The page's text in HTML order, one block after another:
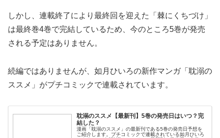
しかし、連載終了により最終回を迎えた「棘にくちづけ」
は最終巻4巻で完結しているため、今のところ5巻が発売
される予定はありません。
続編ではありませんが、如月ひいろの新作マンガ「耽溺の
ススメ」がプチコミックで連載されています。
耽溺のススメ【最新刊】5巻の発売日はいつ？完
結した？
漫画「耽溺のススメ」の最新刊である5巻の発売日予想を
ご紹介します。プチコミックで連載されている如月ひいろ